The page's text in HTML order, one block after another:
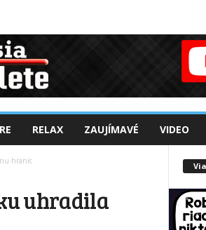
RELAX ZAUJÍMAVÉ VIDEO
hraníc
uhradila